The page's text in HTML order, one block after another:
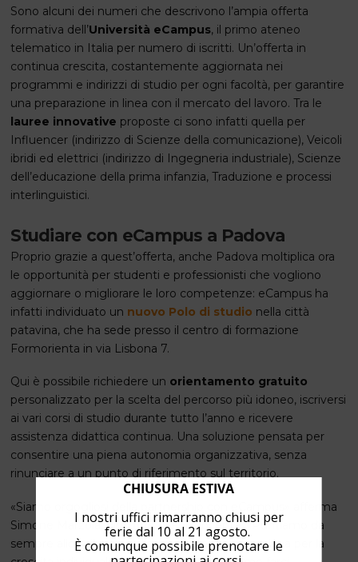
Sono alcuni dei numeri che descrivono l’ampia offerta
formativa dell’Università eCampus, il primo ateneo
telematico in Italia per numero di iscritti. Un’offerta in
continua crescita, costantemente aggiornata nei
programmi e indirizzi di studio per ogni facoltà, per garantire
una preparazione in linea con il mercato del lavoro. Tra le
lauree innovative proposte ci sono infatti quella per
Influencer (indirizzo di Scienze della comunicazione), Veicoli
ibridi ed elettrici (indirizzo di Ingegneria industriale), Scienze
dell’educazione della prima infanzia, Traduzione e processi
interlinguistici.
Studiare con eCampus a Padova
Proprio grazie a quest’offerta, anche Padova moltiplica ora
le opportunità per studenti e professionisti che vogliono
aggiornare o migliorare le loro competenze: eCampus ha
infatti individuato un nuovo Polo di studio nella città
patavina, che ha sede presso il centro di formazione
Formorienta in via Lisbona 7.
Qui è possibile richiedere un orientamento gratuito
personalizzato per la scelta del percorso più idoneo, iscriversi
ai vari corsi di studio durante tutto l’anno e ricevere
assistenza didattica continua. Una soluzione pensata per
consentire una piena autonomia organizzativa, senza
rinunciare a un punto di riferimento sul territorio.
«Siamo orgogliosi della partnership con eCampus» afferma
Simone Marzola, direttore di Formorienta. «Puntiamo da
sempre allo sviluppo delle competenze come leva per la
CHIUSURA ESTIVA
I nostri uffici rimarranno chiusi per
ferie dal 10 al 21 agosto.
È comunque possibile prenotare le